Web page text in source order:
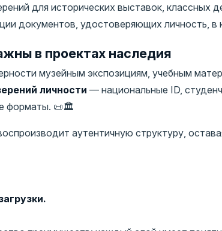
для исторических выставок, классных
документов, удостоверяющих личность, в
в проектах наследия
музейным экспозициям, учебным
личности — национальные ID,
форматы. 📜🏛️
аутентичную структуру,